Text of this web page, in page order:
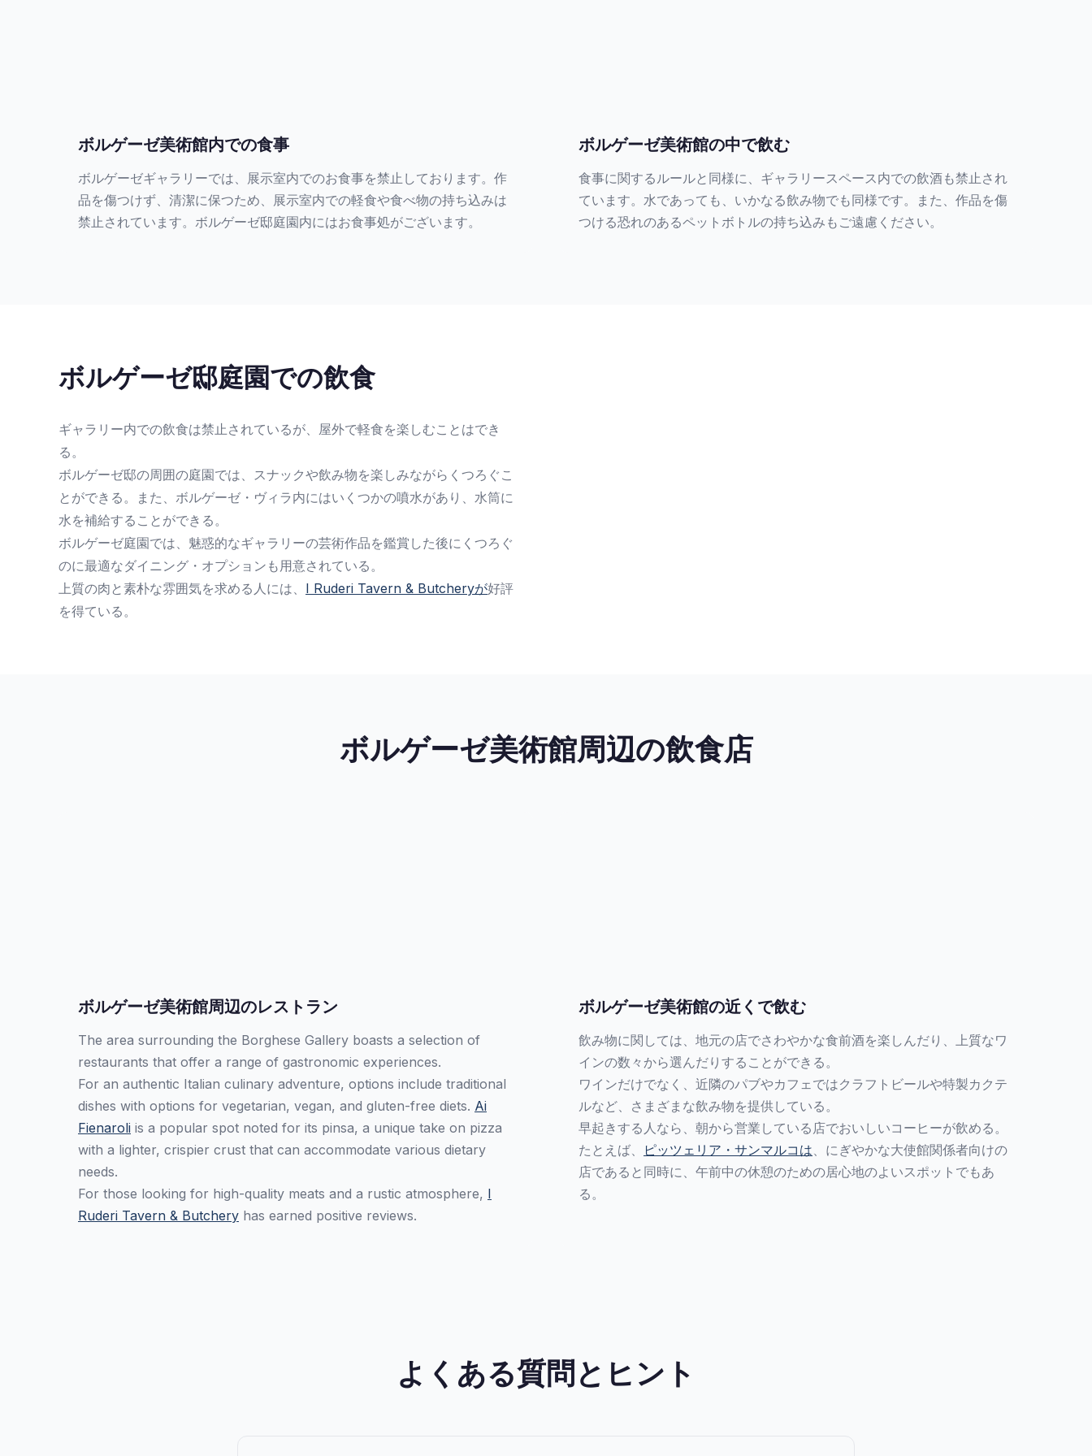
ボルゲーゼ美術館内での食事
ボルゲーゼギャラリーでは、展示室内でのお食事を禁止しております。作
品を傷つけず、清潔に保つため、展示室内での軽食や食べ物の持ち込みは
禁止されています。ボルゲーゼ邸庭園内にはお食事処がございます。
ボルゲーゼ美術館の中で飲む
食事に関するルールと同様に、ギャラリースペース内での飲酒も禁止され
ています。水であっても、いかなる飲み物でも同様です。また、作品を傷
つける恐れのあるペットボトルの持ち込みもご遠慮ください。
ボルゲーゼ邸庭園での飲食
ギャラリー内での飲食は禁止されているが、屋外で軽食を楽しむことはでき
る。
ボルゲーゼ邸の周囲の庭園では、スナックや飲み物を楽しみながらくつろぐこ
とができる。また、ボルゲーゼ・ヴィラ内にはいくつかの噴水があり、水筒に
水を補給することができる。
ボルゲーゼ庭園では、魅惑的なギャラリーの芸術作品を鑑賞した後にくつろぐ
のに最適なダイニング・オプションも用意されている。
上質の肉と素朴な雰囲気を求める人には、 I Ruderi Tavern & Butcheryが好評
を得ている。
ボルゲーゼ美術館周辺の飲食店
ボルゲーゼ美術館周辺のレストラン
The area surrounding the Borghese Gallery boasts a selection of
restaurants that offer a range of gastronomic experiences.
For an authentic Italian culinary adventure, options include traditional
dishes with options for vegetarian, vegan, and gluten-free diets. Ai
Fienaroli is a popular spot noted for its pinsa, a unique take on pizza
with a lighter, crispier crust that can accommodate various dietary
needs.
For those looking for high-quality meats and a rustic atmosphere, I
Ruderi Tavern & Butchery has earned positive reviews.
ボルゲーゼ美術館の近くで飲む
飲み物に関しては、地元の店でさわやかな食前酒を楽しんだり、上質なワ
インの数々から選んだりすることができる。
ワインだけでなく、近隣のパブやカフェではクラフトビールや特製カクテ
ルなど、さまざまな飲み物を提供している。
早起きする人なら、朝から営業している店でおいしいコーヒーが飲める。
たとえば、
ピッツェリア・サンマルコは、にぎやかな大使館関係者向けの
店であると同時に、午前中の休憩のための居心地のよいスポットでもあ
る。
よくある質問とヒント